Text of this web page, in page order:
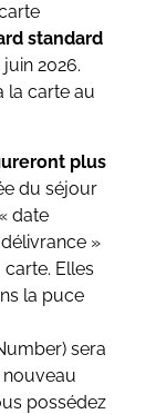
standard
2026.
la carte au
plus
du séjour
date
»
Elles
la puce
sera
possédez